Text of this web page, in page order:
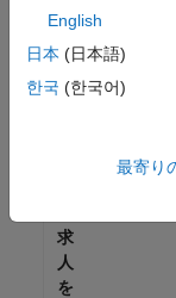
望
地
域
求
人
を
English
日本 (日本語)
한국 (한국어)
最寄り